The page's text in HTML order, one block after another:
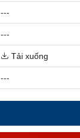
---
---
Tải xuống
---